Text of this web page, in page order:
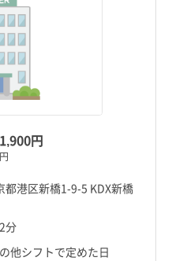
1,900円
都港区新橋1-9-5 KDX新橋
分
他シフトで定めた日